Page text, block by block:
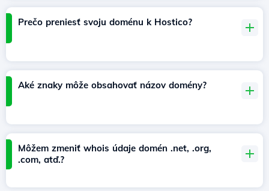
Prečo preniesť svoju doménu k Hostico?
Aké znaky môže obsahovať názov domény?
Môžem zmeniť whois údaje domén .net, .org,
.com, atď.?